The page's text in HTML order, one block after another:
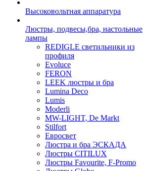
Высоковольтная аппаратура
Люстры, подвесы,бра, настольные
лампы
REDIGLE светильники из
профиля
Evoluce
FERON
LEEK люстры и бра
Lumina Deco
Lumis
Moderli
MW-LIGHT, De Markt
Stilfort
Евросвет
Люстра и бра ЭСКАДА
Люстры CITILUX
Люстры Favourite, F-Promo